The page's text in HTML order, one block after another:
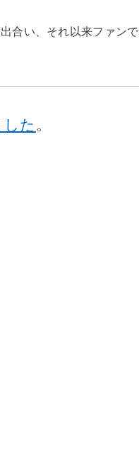
合い、それ以来ファンで
た 。